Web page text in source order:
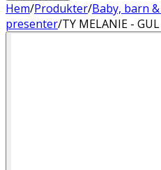
Hem/Produkter/Baby, barn
presenter/TY MELANIE -